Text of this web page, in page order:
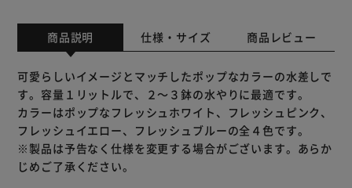
商品説明 仕様・サイズ 商品レビュー
可愛らしいイメージとマッチしたポップなカラーの水差しで
す。容量１リットルで、２～３鉢の水やりに最適です。
カラーはポップなフレッシュホワイト、フレッシュピンク、
フレッシュイエロー、フレッシュブルーの全４色です。
※製品は予告なく仕様を変更する場合がございます。あらか
じめご了承ください。